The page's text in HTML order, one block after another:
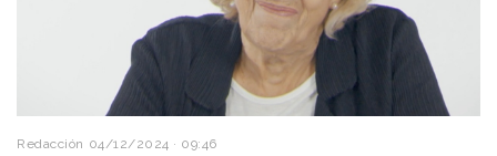
Redacción 04/12/2024 · 09:46